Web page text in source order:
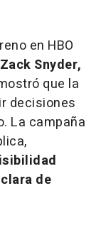
en HBO
Snyder,
que la
decisiones
La campaña
de